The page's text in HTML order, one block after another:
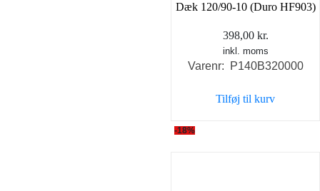
Dæk 120/90-10 (Duro HF903)
398,00 kr.
inkl. moms
Varenr: P140B320000
Tilføj til kurv
-18%